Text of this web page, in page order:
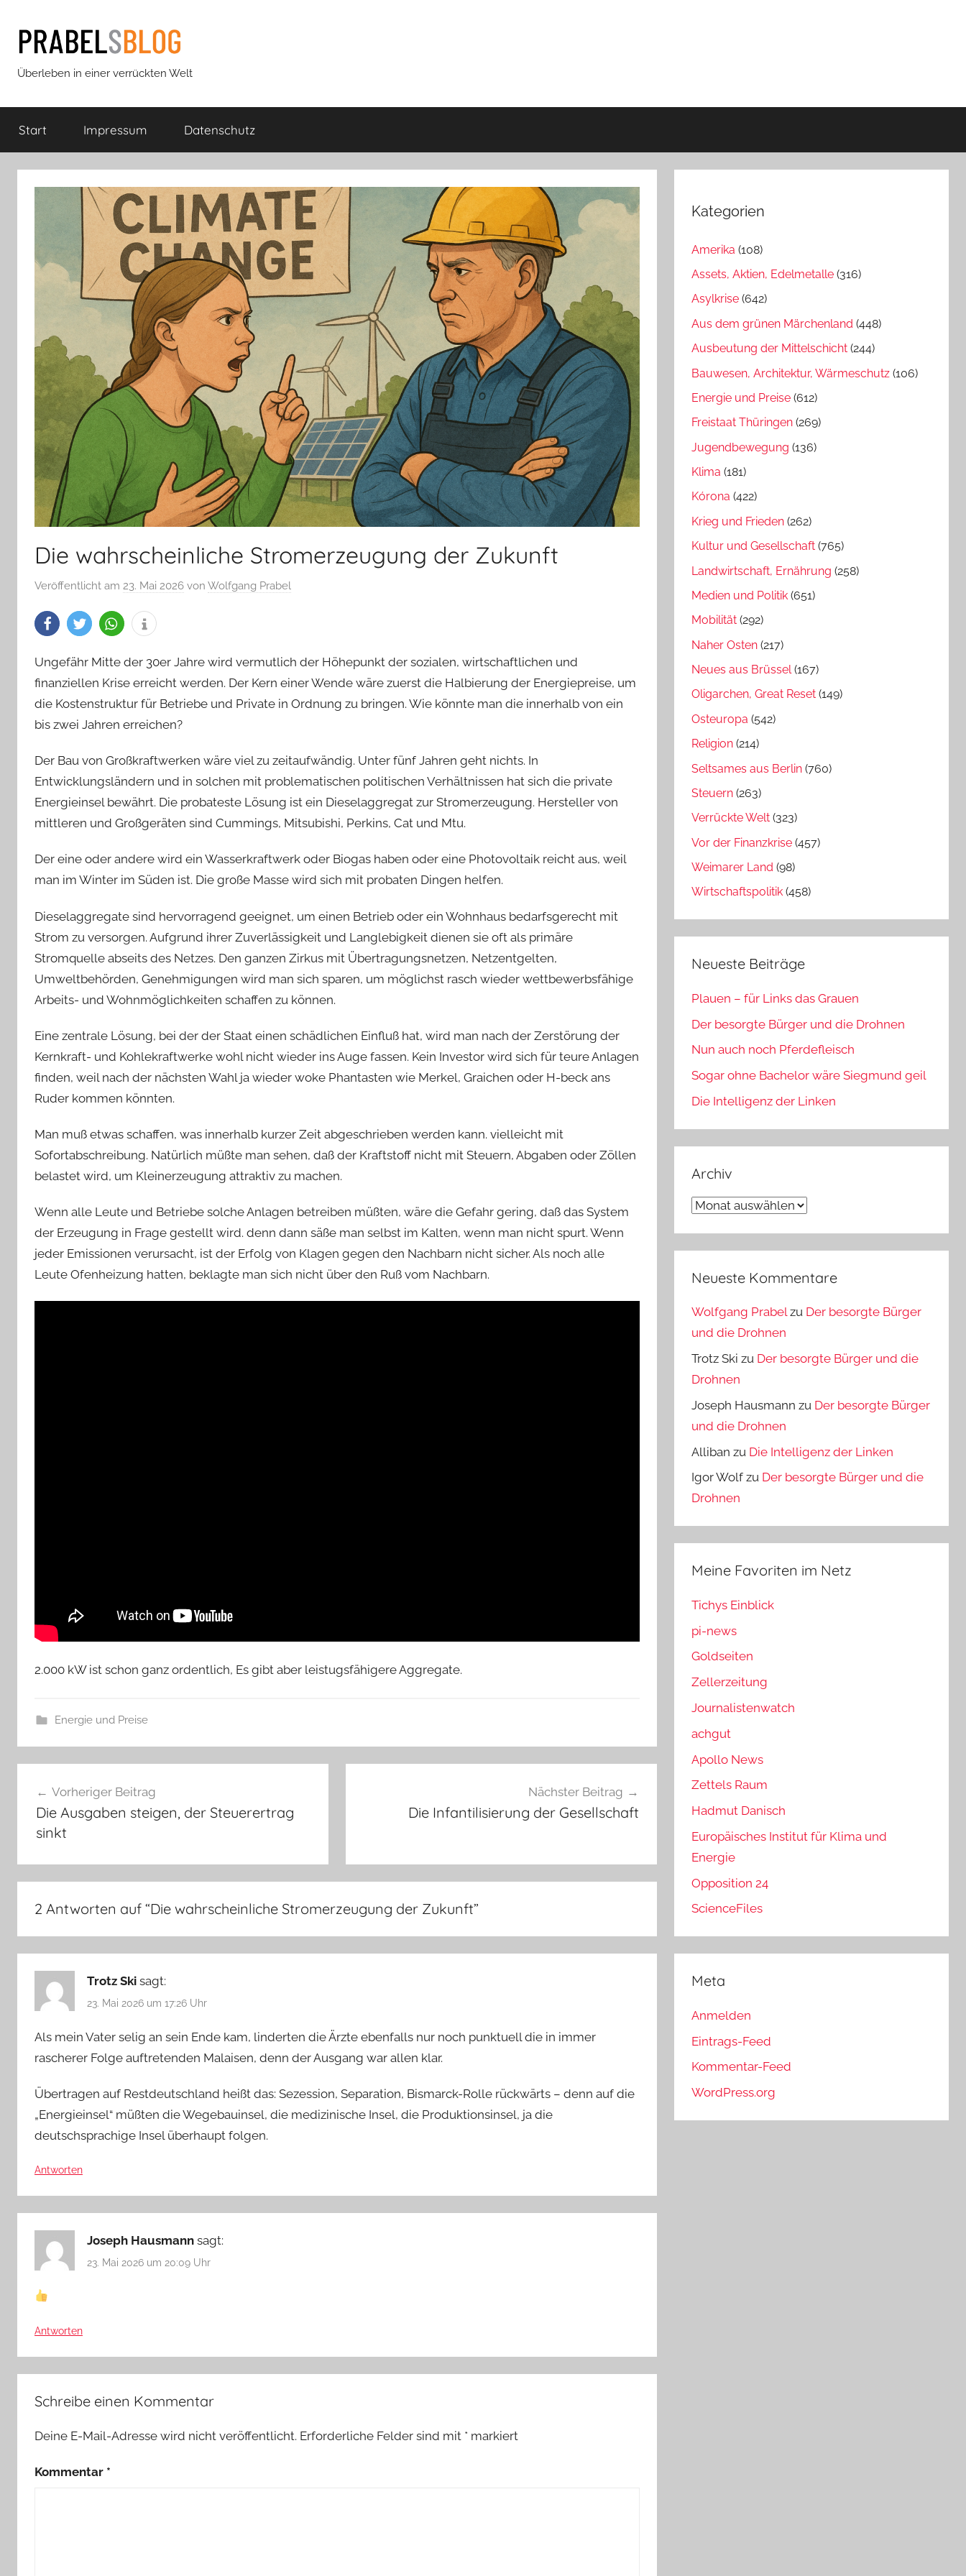
Inhalt
springen
Prabels
Blog
Überleben in einer verrückten Welt
Start Impressum Datenschutz
Die wahrscheinliche Stromerzeugung der Zukunft
Veröffentlicht am 23. Mai 2026 von Wolfgang Prabel
Ungefähr Mitte der 30er Jahre wird vermutlich der Höhepunkt der sozialen, wirtschaftlichen und
finanziellen Krise erreicht werden. Der Kern einer Wende wäre zuerst die Halbierung der Energiepreise, um
die Kostenstruktur für Betriebe und Private in Ordnung zu bringen. Wie könnte man die innerhalb von ein
bis zwei Jahren erreichen?
Der Bau von Großkraftwerken wäre viel zu zeitaufwändig. Unter fünf Jahren geht nichts. In
Entwicklungsländern und in solchen mit problematischen politischen Verhältnissen hat sich die private
Energieinsel bewährt. Die probateste Lösung ist ein Dieselaggregat zur Stromerzeugung. Hersteller von
mittleren und Großgeräten sind Cummings, Mitsubishi, Perkins, Cat und Mtu.
Der eine oder andere wird ein Wasserkraftwerk oder Biogas haben oder eine Photovoltaik reicht aus, weil
man im Winter im Süden ist. Die große Masse wird sich mit probaten Dingen helfen.
Dieselaggregate sind hervorragend geeignet, um einen Betrieb oder ein Wohnhaus bedarfsgerecht mit
Strom zu versorgen. Aufgrund ihrer Zuverlässigkeit und Langlebigkeit dienen sie oft als primäre
Stromquelle abseits des Netzes. Den ganzen Zirkus mit Übertragungsnetzen, Netzentgelten,
Umweltbehörden, Genehmigungen wird man sich sparen, um möglichst rasch wieder wettbewerbsfähige
Arbeits- und Wohnmöglichkeiten schaffen zu können.
Eine zentrale Lösung, bei der der Staat einen schädlichen Einfluß hat, wird man nach der Zerstörung der
Kernkraft- und Kohlekraftwerke wohl nicht wieder ins Auge fassen. Kein Investor wird sich für teure Anlagen
finden, weil nach der nächsten Wahl ja wieder woke Phantasten wie Merkel, Graichen oder H-beck ans
Ruder kommen könnten.
Man muß etwas schaffen, was innerhalb kurzer Zeit abgeschrieben werden kann. vielleicht mit
Sofortabschreibung. Natürlich müßte man sehen, daß der Kraftstoff nicht mit Steuern, Abgaben oder Zöllen
belastet wird, um Kleinerzeugung attraktiv zu machen.
Wenn alle Leute und Betriebe solche Anlagen betreiben müßten, wäre die Gefahr gering, daß das System
der Erzeugung in Frage gestellt wird. denn dann säße man selbst im Kalten, wenn man nicht spurt. Wenn
jeder Emissionen verursacht, ist der Erfolg von Klagen gegen den Nachbarn nicht sicher. Als noch alle
Leute Ofenheizung hatten, beklagte man sich nicht über den Ruß vom Nachbarn.
2.000 kW ist schon ganz ordentlich, Es gibt aber leistugsfähigere Aggregate.
Energie und Preise
Vorheriger Beitrag
Die Ausgaben steigen, der Steuerertrag
sinkt
Nächster Beitrag
Die Infantilisierung der Gesellschaft
2 Antworten auf “Die wahrscheinliche Stromerzeugung der Zukunft”
Trotz Ski sagt:
23. Mai 2026 um 17:26 Uhr
Als mein Vater selig an sein Ende kam, linderten die Ärzte ebenfalls nur noch punktuell die in immer
rascherer Folge auftretenden Malaisen, denn der Ausgang war allen klar.
Übertragen auf Restdeutschland heißt das: Sezession, Separation, Bismarck-Rolle rückwärts – denn auf die
„Energieinsel“ müßten die Wegebauinsel, die medizinische Insel, die Produktionsinsel, ja die
deutschsprachige Insel überhaupt folgen.
Antworten
Joseph Hausmann sagt:
23. Mai 2026 um 20:09 Uhr
Antworten
Schreibe einen Kommentar
Deine E-Mail-Adresse wird nicht veröffentlicht. Erforderliche Felder sind mit * markiert
Kommentar *
Kategorien
Amerika (108)
Assets, Aktien, Edelmetalle (316)
Asylkrise (642)
Aus dem grünen Märchenland (448)
Ausbeutung der Mittelschicht (244)
Bauwesen, Architektur, Wärmeschutz (106)
Energie und Preise (612)
Freistaat Thüringen (269)
Jugendbewegung (136)
Klima (181)
Kórona (422)
Krieg und Frieden (262)
Kultur und Gesellschaft (765)
Landwirtschaft, Ernährung (258)
Medien und Politik (651)
Mobilität (292)
Naher Osten (217)
Neues aus Brüssel(167)
Oligarchen, Great Reset (149)
Osteuropa (542)
Religion (214)
Seltsames aus Berlin (760)
Steuern (263)
Verrückte Welt (323)
Vor der Finanzkrise (457)
Weimarer Land (98)
Wirtschaftspolitik (458)
Neueste Beiträge
Plauen – für Links das Grauen
Der besorgte Bürger und die Drohnen
Nun auch noch Pferdefleisch
Sogar ohne Bachelor wäre Siegmund geil
Die Intelligenz der Linken
Archiv
Archiv
Neueste Kommentare
Wolfgang Prabelzu Der besorgte Bürger
und die Drohnen
Trotz Ski zu Der besorgte Bürger und die
Drohnen
Joseph Hausmann zu Der besorgte Bürger
und die Drohnen
Alliban zu Die Intelligenz der Linken
Igor Wolf zu Der besorgte Bürger und die
Drohnen
Meine Favoriten im Netz
Tichys Einblick
pi-news
Goldseiten
Zellerzeitung
Journalistenwatch
achgut
Apollo News
Zettels Raum
Hadmut Danisch
Europäisches Institut für Klima und
Energie
Opposition 24
ScienceFiles
Meta
Anmelden
Eintrags-Feed
Kommentar-Feed
WordPress.org